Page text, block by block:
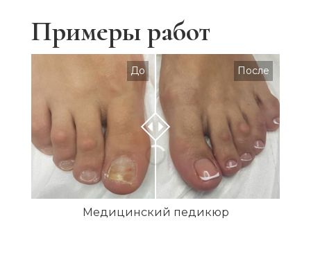
Примеры работ
После
До
Медицинский педикюр